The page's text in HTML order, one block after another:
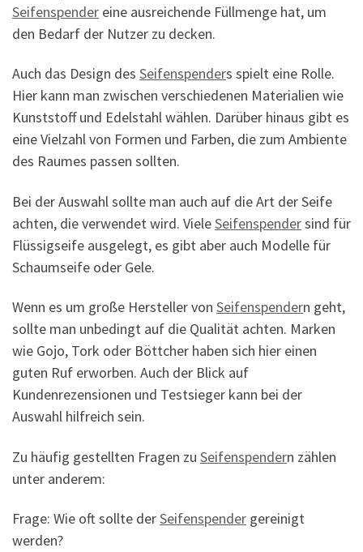
Seifenspender eine ausreichende Füllmenge hat, um
den Bedarf der Nutzer zu decken.
Auch das Design des Seifenspenders spielt eine Rolle.
Hier kann man zwischen verschiedenen Materialien wie
Kunststoff und Edelstahl wählen. Darüber hinaus gibt es
eine Vielzahl von Formen und Farben, die zum Ambiente
des Raumes passen sollten.
Bei der Auswahl sollte man auch auf die Art der Seife
achten, die verwendet wird. VieleSeifenspendersind für
Flüssigseife ausgelegt, es gibt aber auch Modelle für
Schaumseife oder Gele.
Wenn es um große Hersteller von Seifenspendern geht,
sollte man unbedingt auf die Qualität achten. Marken
wie Gojo, Tork oder Böttcher haben sich hier einen
guten Ruf erworben. Auch der Blick auf
Kundenrezensionen und Testsieger kann bei der
Auswahl hilfreich sein.
Zu häufig gestellten Fragen zu Seifenspendern zählen
unter anderem:
Frage: Wie oft sollte derSeifenspender gereinigt
werden?